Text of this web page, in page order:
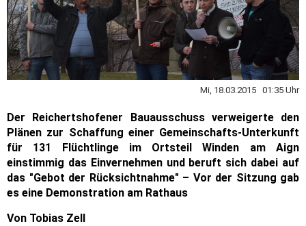
Mi, 18.03.2015 01:35 Uhr
Der Reichertshofener Bauausschuss verweigerte den
Plänen zur Schaffung einer Gemeinschafts-Unterkunft
für 131 Flüchtlinge im Ortsteil Winden am Aign
einstimmig das Einvernehmen und beruft sich dabei auf
das "Gebot der Rücksichtnahme" – Vor der Sitzung gab
es eine Demonstration am Rathaus
Von Tobias Zell